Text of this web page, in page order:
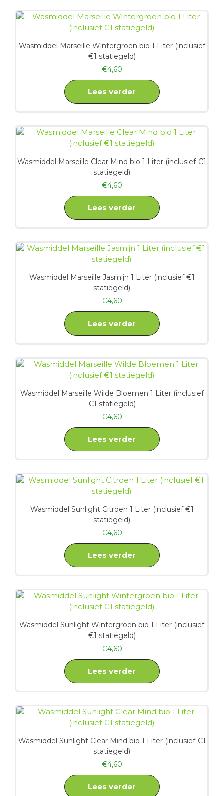
Wasmiddel Marseille Wintergroen bio 1 Liter (inclusief
€1 statiegeld)
€4,60
Lees verder
Wasmiddel Marseille Clear Mind bio 1 Liter (inclusief €1
statiegeld)
€4,60
Lees verder
Wasmiddel Marseille Jasmijn 1 Liter (inclusief €1
statiegeld)
€4,60
Lees verder
Wasmiddel Marseille Wilde Bloemen 1 Liter (inclusief
€1 statiegeld)
€4,60
Lees verder
Wasmiddel Sunlight Citroen 1 Liter (inclusief €1
statiegeld)
€4,60
Lees verder
Wasmiddel Sunlight Wintergroen bio 1 Liter (inclusief
€1 statiegeld)
€4,60
Lees verder
Wasmiddel Sunlight Clear Mind bio 1 Liter (inclusief €1
statiegeld)
€4,60
Lees verder